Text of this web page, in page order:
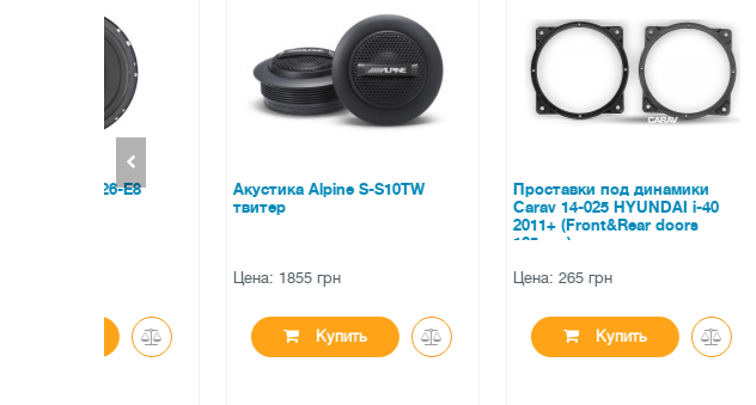
Акустика Alpine S-S10TW
Купить
Проставки под динамики
Carav 14-025 HYUNDAI i-40
2011+ (Front&Rear doors
Купить